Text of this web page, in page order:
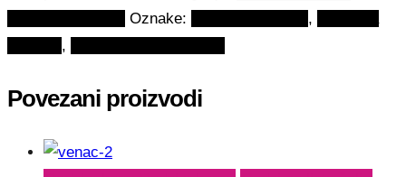
Oznake: ,
,
Povezani proizvodi